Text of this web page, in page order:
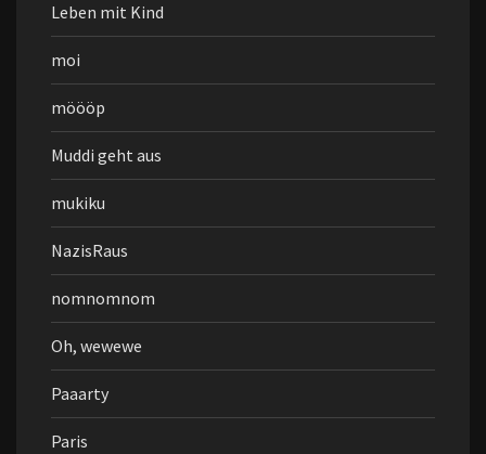
Leben mit Kind
moi
möööp
Muddi geht aus
mukiku
NazisRaus
nomnomnom
Oh, wewewe
Paaarty
Paris